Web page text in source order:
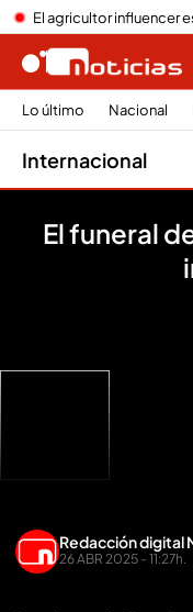
El agricultor influencer
Lo último Nacional
Internacional
El funeral
Redacción digital
26 ABR 2025 - 11:27h.